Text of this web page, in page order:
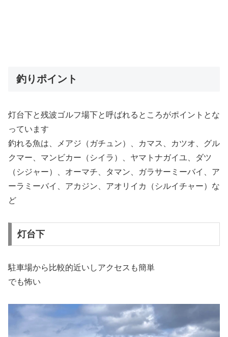
釣りポイント
灯台下と残波ゴルフ場下と呼ばれるところがポイントとな
っています
釣れる魚は、メアジ（ガチュン）、カマス、カツオ、グル
クマー、マンビカー（シイラ）、ヤマトナガイユ、ダツ
（シジャー）、オーマチ、タマン、ガラサーミーバイ、ア
ーラミーバイ、アカジン、アオリイカ（シルイチャー）な
ど
灯台下
駐車場から比較的近いしアクセスも簡単
でも怖い